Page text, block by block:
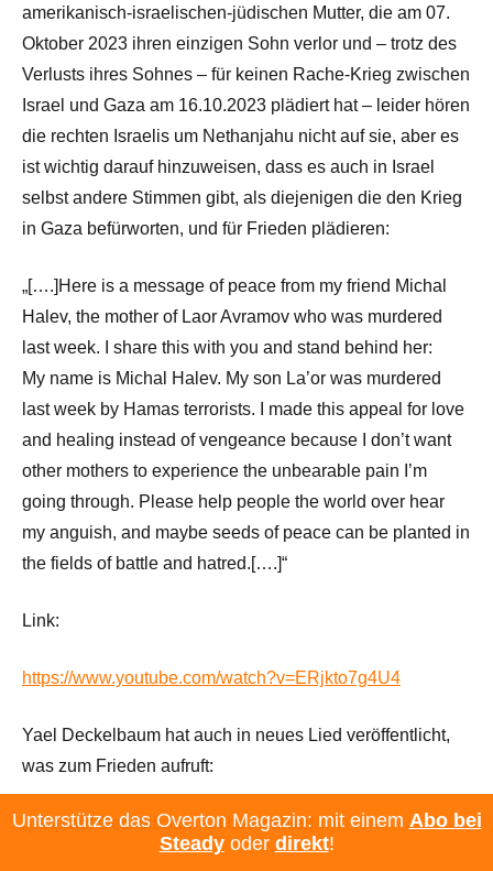
amerikanisch-israelischen-jüdischen Mutter, die am 07.
Oktober 2023 ihren einzigen Sohn verlor und – trotz des
Verlusts ihres Sohnes – für keinen Rache-Krieg zwischen
Israel und Gaza am 16.10.2023 plädiert hat – leider hören
die rechten Israelis um Nethanjahu nicht auf sie, aber es
ist wichtig darauf hinzuweisen, dass es auch in Israel
selbst andere Stimmen gibt, als diejenigen die den Krieg
in Gaza befürworten, und für Frieden plädieren:
„[….]Here is a message of peace from my friend Michal
Halev, the mother of Laor Avramov who was murdered
last week. I share this with you and stand behind her:
My name is Michal Halev. My son La’or was murdered
last week by Hamas terrorists. I made this appeal for love
and healing instead of vengeance because I don’t want
other mothers to experience the unbearable pain I’m
going through. Please help people the world over hear
my anguish, and maybe seeds of peace can be planted in
the fields of battle and hatred.[….]“
Link:
https://www.youtube.com/watch?v=ERjkto7g4U4
Yael Deckelbaum hat auch in neues Lied veröffentlicht,
was zum Frieden aufruft:
„[….]Yael Deckelbaum – The Answer[…]“
Unterstütze das Overton Magazin: mit einem Abo bei
Steadyoder direkt!